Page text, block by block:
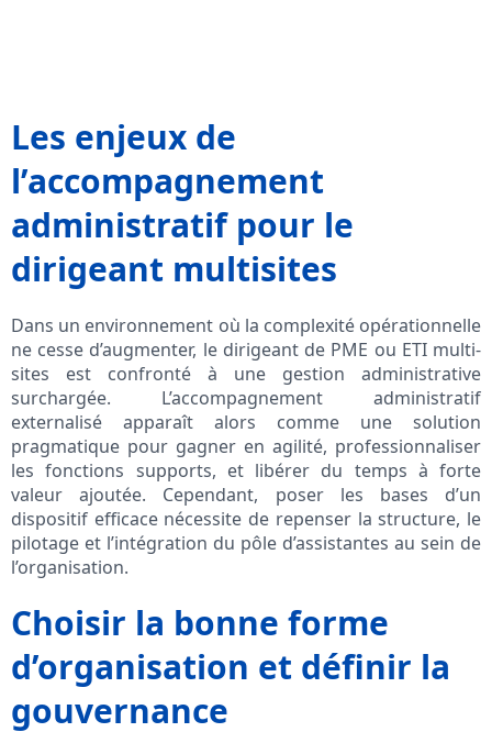
Les enjeux de
l’accompagnement
administratif pour le
dirigeant multisites
Dans un environnement où la complexité opérationnelle
ne cesse d’augmenter, le dirigeant de PME ou ETI multi-
sites est confronté à une gestion administrative
surchargée. L’accompagnement administratif
externalisé apparaît alors comme une solution
pragmatique pour gagner en agilité, professionnaliser
les fonctions supports, et libérer du temps à forte
valeur ajoutée. Cependant, poser les bases d’un
dispositif efficace nécessite de repenser la structure, le
pilotage et l’intégration du pôle d’assistantes au sein de
l’organisation.
Choisir la bonne forme
d’organisation et définir la
gouvernance